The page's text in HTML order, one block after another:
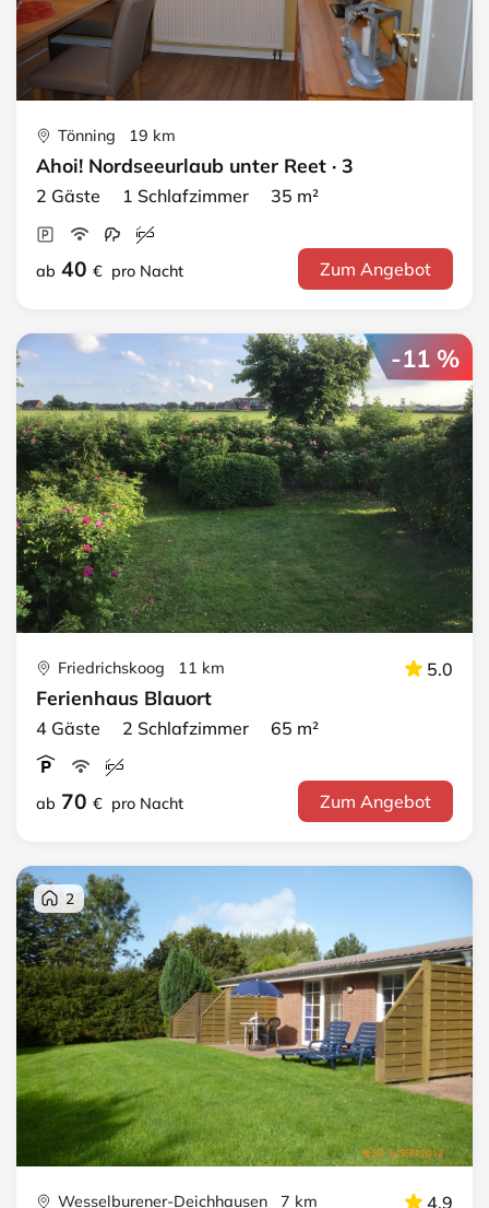
Tönning 19 km
Ahoi! Nordseeurlaub unter Reet · 3
2 Gäste 1 Schlafzimmer 35 m²
ab 40 € pro Nacht Zum Angebot
-11 %
Friedrichskoog 11 km 5.0
Ferienhaus Blauort
4 Gäste 2 Schlafzimmer 65 m²
ab 70 € pro Nacht Zum Angebot
2
Wesselburener-Deichhausen 7 km 4.9